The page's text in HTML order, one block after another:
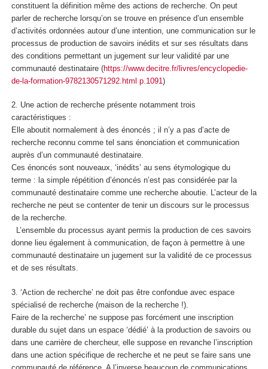
constituent la définition même des actions de recherche. On peut
parler de recherche lorsqu’on se trouve en présence d’un ensemble
d’activités ordonnées autour d’une intention, une communication sur le
processus de production de savoirs inédits et sur ses résultats dans
des conditions permettant un jugement sur leur validité par une
communauté destinataire (https://www.decitre.fr/livres/encyclopedie-
de-la-formation-9782130571292.html p.1091 )
2. Une action de recherche présente notamment trois
caractéristiques :
Elle aboutit normalement à des énoncés ; il n’y a pas d’acte de
recherche reconnu comme tel sans énonciation et communication
auprès d’un communauté destinataire.
Ces énoncés sont nouveaux, ‘inédits’ au sens étymologique du
terme : la simple répétition d’énoncés n’est pas considérée par la
communauté destinataire comme une recherche aboutie. L’acteur de la
recherche ne peut se contenter de tenir un discours sur le processus
de la recherche.
L’ensemble du processus ayant permis la production de ces savoirs
donne lieu également à communication, de façon à permettre à une
communauté destinataire un jugement sur la validité de ce processus
et de ses résultats.
3. ‘Action de recherche’ ne doit pas être confondue avec espace
spécialisé de recherche (maison de la recherche !).
Faire de la recherche’ ne suppose pas forcément une inscription
durable du sujet dans un espace ‘dédié’ à la production de savoirs ou
dans une carrière de chercheur, elle suppose en revanche l’inscription
dans une action spécifique de recherche et ne peut se faire sans une